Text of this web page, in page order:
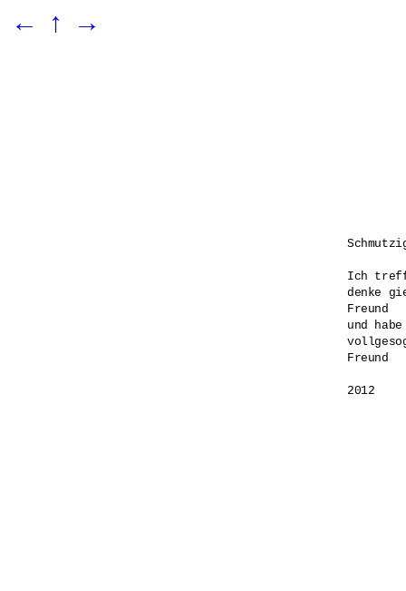
← ↑ →
Ich treff
denke
Freund
und
Freund
2012